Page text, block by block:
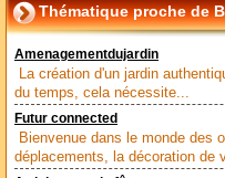
Thématique proche de
Amenagementdujardin
La création d'un jardin
du temps, cela nécessite...
Futur connected
Bienvenue dans le monde des
déplacements, la décoration de